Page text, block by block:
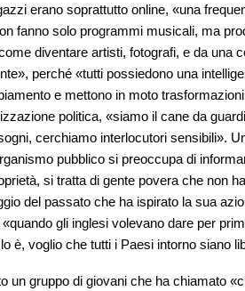
erano soprattutto online, «una
fanno solo programmi musicali, ma
diventare artisti, fotografi, e da una
perché «tutti possiedono una
e mettono in moto
politica, «siamo il cane da
cerchiamo interlocutori sensibili».
pubblico si preoccupa di
si tratta di gente povera che non
del passato che ha ispirato la sua
gli inglesi volevano dare per
è, voglio che tutti i Paesi intorno siano
un gruppo di giovani che ha chiamato